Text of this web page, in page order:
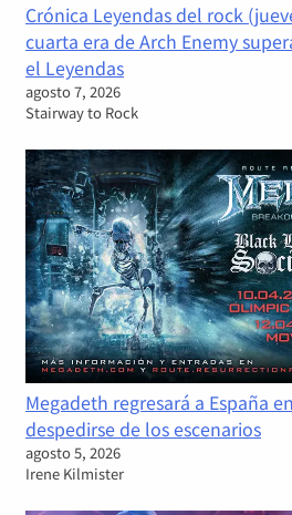
Crónica Leyendas del rock
cuarta era de Arch Enemy
el Leyendas
agosto 7, 2026
Stairway to Rock
Megadeth regresará a España
despedirse de los escenarios
agosto 5, 2026
Irene Kilmister